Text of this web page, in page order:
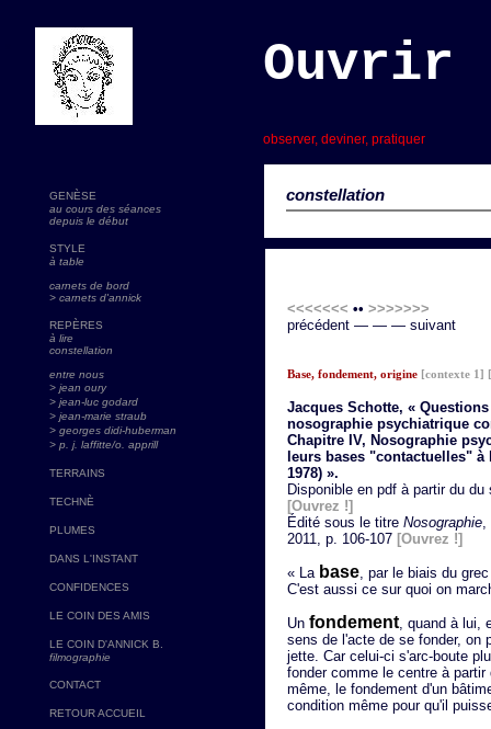
constellation
observer, deviner, pratiquer
GENÈSE
au cours des séances
depuis le début
STYLE
à table
carnets de bord
> carnets d'annick
REPÈRES
à lire
constellation
entre nous
> jean oury
> jean-luc godard
> jean-marie straub
> georges didi-huberman
> p. j. laffitte/o. apprill
TERRAINS
TECHNÈ
PLUMES
DANS L'INSTANT
CONFIDENCES
LE COIN DES AMIS
LE COIN D'ANNICK B.
filmographie
CONTACT
RETOUR ACCUEIL
<<<<<<< •• >>>>>>>
précédent — — — suivant
Base, fondement, origine [contexte 1]
Jacques Schotte, «
nosographie psychiatrique
Chapitre IV, Nosographie
leurs bases "contactuelles"
1978) ».
Disponible en pdf à partir du
[Ouvrez !]
Édité sous le titre Nosographie,
2011, p. 106-107 [Ouvrez !]
« La base, par le biais du
C'est aussi ce sur quoi on
Un fondement, quand à lui,
sens de l'acte de se fonder, on
jette. Car celui-ci s'arc-boute
fonder comme le centre à
même, le fondement d'un
condition même pour qu'il
Ouvrir